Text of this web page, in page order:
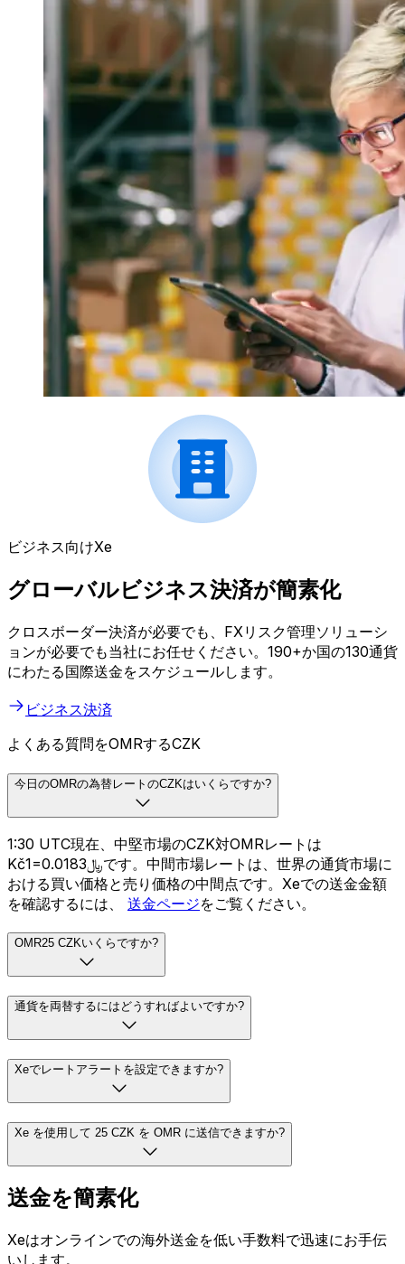
ビジネス向けXe
グローバルビジネス決済が簡素化
クロスボーダー決済が必要でも、FXリスク管理ソリューシ
ョンが必要でも当社にお任せください。190+か国の130通貨
にわたる国際送金をスケジュールします。
ビジネス決済
よくある質問をOMRするCZK
今日のOMRの為替レートのCZKはいくらですか?
1:30 UTC現在、中堅市場のCZK対OMRレートは
Kč1=﷼0.0183です。中間市場レートは、世界の通貨市場に
おける買い価格と売り価格の中間点です。Xeでの送金金額
を確認するには、 送金ページをご覧ください。
OMR25 CZKいくらですか?
通貨を両替するにはどうすればよいですか?
Xeでレートアラートを設定できますか?
Xe を使用して 25 CZK を OMR に送信できますか?
送金を簡素化
Xeはオンラインでの海外送金を低い手数料で迅速にお手伝
いします。